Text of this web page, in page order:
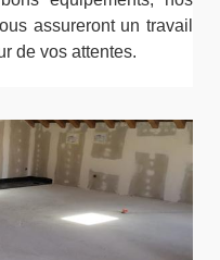
assureront un travail
de vos attentes.